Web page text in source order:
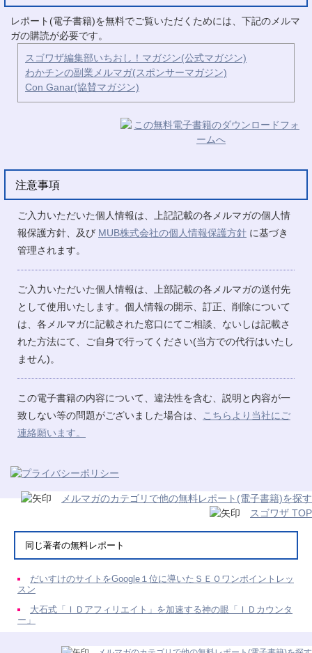
レポート(電子書籍)を無料でご覧いただくためには、下記のメルマ
ガの購読が必要です。
スゴワザ編集部いちおし！マガジン(公式マガジン)
わかチンの副業メルマガ(スポンサーマガジン)
Con Ganar(協賛マガジン)
注意事項
ご入力いただいた個人情報は、上記記載の各メルマガの個人情
報保護方針、及び MUB株式会社の個人情報保護方針 に基づき
管理されます。
ご入力いただいた個人情報は、上部記載の各メルマガの送付先
として使用いたします。個人情報の開示、訂正、削除について
は、各メルマガに記載された窓口にてご相談、ないしは記載さ
れた方法にて、ご自身で行ってください(当方での代行はいたし
ません)。
この電子書籍の内容について、違法性を含む、説明と内容が一
致しない等の問題がございました場合は、
こちらより当社にご
連絡願います。
メルマガのカテゴリで他の無料レポート(電子書籍)を探す
スゴワザ TOP
同じ著者の無料レポート
だいすけのサイトをGoogle１位に導いたＳＥＯワンポイントレッ
スン
大石式「ＩＤアフィリエイト」を加速する神の眼「ＩＤカウンタ
ー」